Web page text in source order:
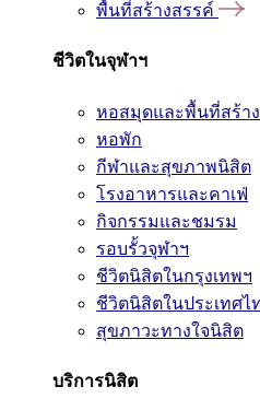
พื้นที่สร้างสรรค์
ชีวิตในจุฬาฯ
หอสมุดและพื้นที่สร้า
หอพัก
กีฬาและสุขภาพนิสิต
โรงอาหารและคาเฟ่
กิจกรรมและชมรม
รอบรั้วจุฬาฯ
ชีวิตนิสิตในกรุงเทพฯ
ชีวิตนิสิตในประเทศไ
สุขภาวะทางใจนิสิต
บริการนิสิต